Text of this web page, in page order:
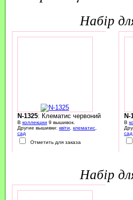
набір
N-1325: Клематис червоний
В коллекции 9 вышивок.
Другие вышивки: квіти клематис,
сад
Отметить для заказа
N-
В
сад
набір